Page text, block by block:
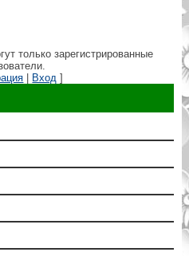
только зарегистрированные
| Вход ]